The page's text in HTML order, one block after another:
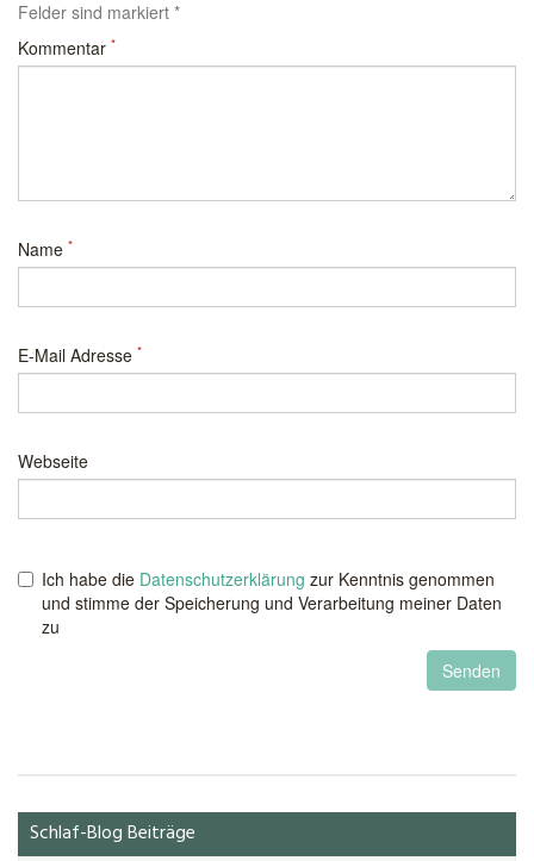
Felder sind markiert *
Kommentar *
Name *
E-Mail Adresse *
Webseite
Ich habe die Datenschutzerklärung zur Kenntnis genommen
und stimme der Speicherung und Verarbeitung meiner Daten
zu
Schlaf-Blog Beiträge